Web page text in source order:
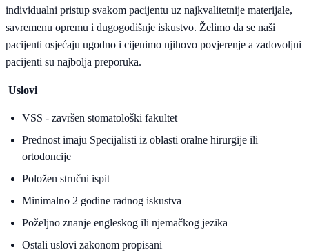
individualni pristup svakom pacijentu uz najkvalitetnije materijale,
savremenu opremu i dugogodišnje iskustvo. Želimo da se naši
pacijenti osjećaju ugodno i cijenimo njihovo povjerenje a zadovoljni
pacijenti su najbolja preporuka.
Uslovi
VSS - završen stomatološki fakultet
Prednost imaju Specijalisti iz oblasti oralne hirurgije ili
ortodoncije
Položen stručni ispit
Minimalno 2 godine radnog iskustva
Poželjno znanje engleskog ili njemačkog jezika
Ostali uslovi zakonom propisani